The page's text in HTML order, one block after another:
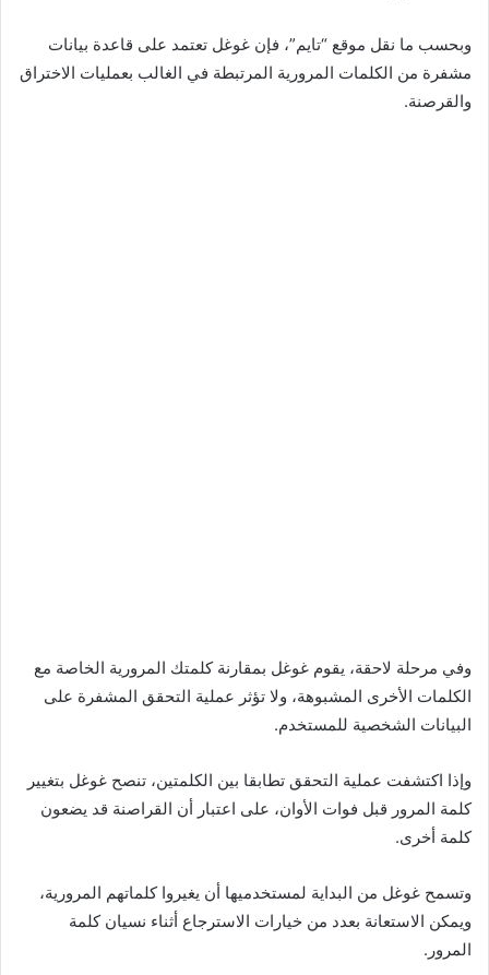
وبحسب ما نقل موقع “تايم”، فإن غوغل تعتمد على قاعدة بيانات
مشفرة من الكلمات المرورية المرتبطة في الغالب بعمليات الاختراق
والقرصنة.
وفي مرحلة لاحقة، يقوم غوغل بمقارنة كلمتك المرورية الخاصة مع
الكلمات الأخرى المشبوهة، ولا تؤثر عملية التحقق المشفرة على
البيانات الشخصية للمستخدم.
وإذا اكتشفت عملية التحقق تطابقا بين الكلمتين، تنصح غوغل بتغيير
كلمة المرور قبل فوات الأوان، على اعتبار أن القراصنة قد يضعون
كلمة أخرى.
وتسمح غوغل من البداية لمستخدميها أن يغيروا كلماتهم المرورية،
ويمكن الاستعانة بعدد من خيارات الاسترجاع أثناء نسيان كلمة
المرور.